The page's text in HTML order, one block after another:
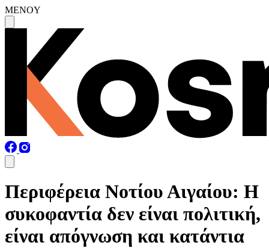
MENOY
Περιφέρεια Νοτίου Αιγαίου: Η
συκοφαντία δεν είναι πολιτική,
είναι απόγνωση και κατάντια